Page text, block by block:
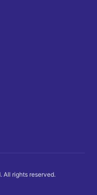
All rights reserved.